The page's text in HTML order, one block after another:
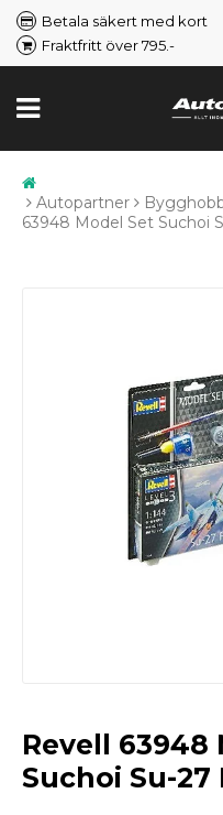
Betala säkert med kort
Fraktfritt över 795.-
Autopartner
63948 Model Set Suchoi
Revell 63948
Suchoi Su-27